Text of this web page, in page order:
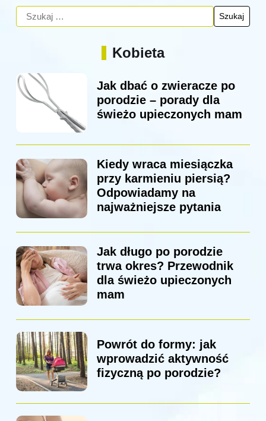
Kobieta
Jak dbać o zwieracze po
porodzie – porady dla
świeżo upieczonych mam
Kiedy wraca miesiączka
przy karmieniu piersią?
Odpowiadamy na
najważniejsze pytania
Jak długo po porodzie
trwa okres? Przewodnik
dla świeżo upieczonych
mam
Powrót do formy: jak
wprowadzić aktywność
fizyczną po porodzie?